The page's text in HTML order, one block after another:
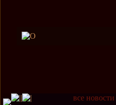
все